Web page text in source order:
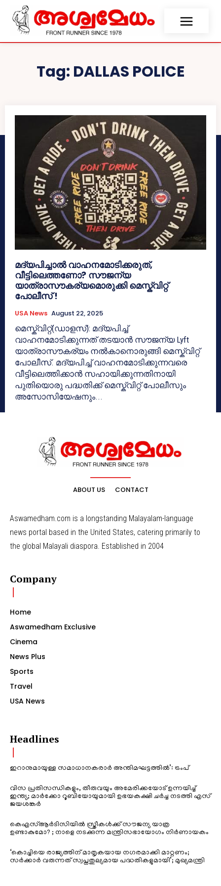
Tag: DALLAS POLICE
മദ്യപിച്ചാൽ വാഹനമോടിക്കരുത്,
വീട്ടിലെത്തണോ? സൗജന്യ
യാത്രാസൗകര്യമൊരുക്കി മെസ്ക്വിറ്റ്
പോലീസ് !
USA News August 22, 2025
മെസ്ക്വിറ്റ്(ഡാളസ്): മദ്യപിച്ച്
വാഹനമോടിക്കുന്നത് തടയാൻ സൗജന്യ Lyft
യാത്രാസൗകര്യം നൽകാനൊരുങ്ങി മെസ്ക്വിറ്റ്
പോലീസ്. മദ്യപിച്ച് വാഹനമോടിക്കുന്നവരെ
വീട്ടിലെത്തിക്കാൻ സഹായിക്കുന്നതിനായി
പുതിയൊരു പദ്ധതിക്ക് മെസ്ക്വിറ്റ് പോലീസും
അസോസിയേഷനും...
ABOUT US CONTACT
Aswamedham.com is a longstanding Malayalam-language
news portal based in the United States, catering primarily to
the global Malayali diaspora. Established in 2004
Company
Home
Aswamedham Exclusive
Cinema
News Plus
Sports
Travel
USA News
Headlines
ഇറാനുമായുള്ള സമാധാനകരാർ അന്തിമഘട്ടത്തിൽ‌’: ട്രംപ്
വിസ പ്രതിസന്ധികളും, തീരുവയും അമേരിക്കയോട് ഉന്നയിച്ച്
ഇന്ത്യ; മാർക്കോ റൂബിയോയുമായി ഉഭയകക്ഷി ചർച്ച നടത്തി എസ്
ജയശങ്കർ
കെഎസ്ആർടിസിയിൽ സ്ത്രീകൾക്ക് സൗജന്യ യാത്ര
ഉണ്ടാകുമോ? ; നാളെ നടക്കുന്ന മന്ത്രിസഭായോഗം നിർണായകം
‘കൊച്ചിയെ രാജ്യത്തിന് മാതൃകയായ നഗരമാക്കി മാറ്റണം;
സർക്കാർ വരുന്നത് സ്വപ്നതുല്യമായ പദ്ധതികളുമായി’; മുഖ്യമന്ത്രി